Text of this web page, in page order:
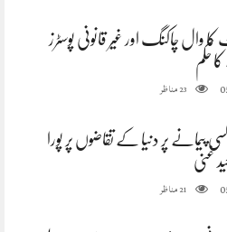
کا وال چاکنگ اور غیر قانونی پوسٹرز
حکم
23مناظر
پیمانے پر دنیا کے تقاضوں پر پورا
غنی
21مناظر